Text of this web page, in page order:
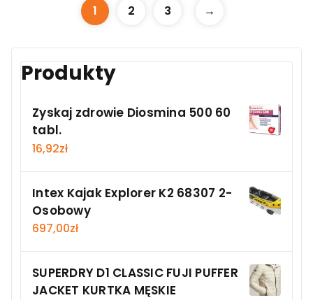
1 2 3 →
Produkty
Zyskaj zdrowie Diosmina 500 60
tabl.
16,92zł
Intex Kajak Explorer K2 68307 2-
Osobowy
697,00zł
SUPERDRY D1 CLASSIC FUJI PUFFER
JACKET KURTKA MĘSKIE